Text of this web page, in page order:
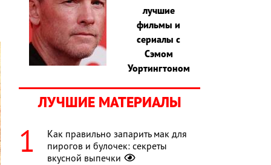
лучшие
фильмы и
сериалы с
Сэмом
Уортингтоном
ЛУЧШИЕ МАТЕРИАЛЫ
Как правильно запарить мак для
пирогов и булочек: секреты
вкусной выпечки